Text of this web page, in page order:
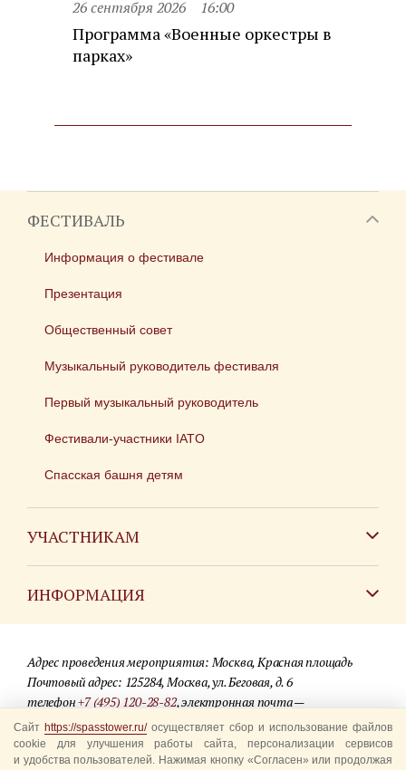
26 сентября 2026 16:00
Программа «Военные оркестры в
парках»
ФЕСТИВАЛЬ
Информация о фестивале
Презентация
Общественный совет
Музыкальный руководитель фестиваля
Первый музыкальный руководитель
Фестивали-участники IATO
Спасская башня детям
УЧАСТНИКАМ
ИНФОРМАЦИЯ
Для СМИ
Где купить билеты
Акции
Адрес проведения мероприятия: Москва, Красная площадь
Почтовый адрес: 125284, Москва, ул. Беговая, д. 6
телефон+7 (495) 120-28-82, электронная почта —
info@spasstower.ru
© 2009-2025 Официальный сайт фестиваля «Спасская башня»
Сайт https://spasstower.ru/осуществляет сбор и использование файлов
cookie для улучшения работы сайта, персонализации сервисов
и удобства пользователей. Нажимая кнопку «Согласен» или продолжая